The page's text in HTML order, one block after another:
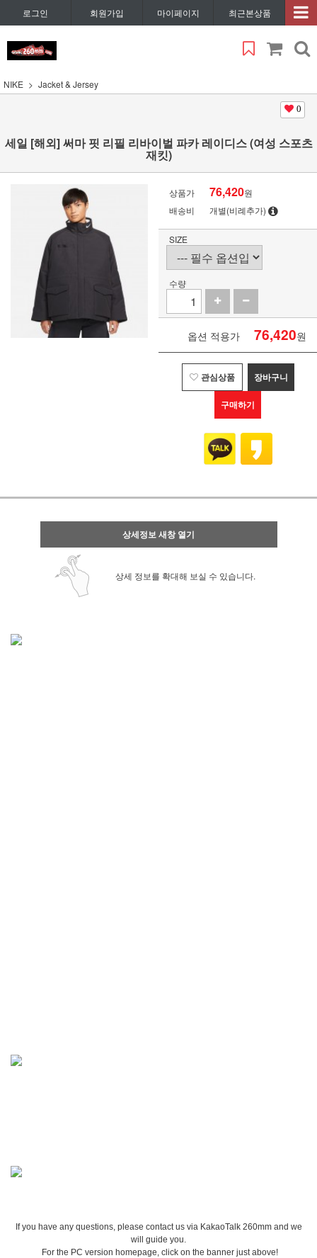
로그인 회원가입 마이페이지 최근본상품
NIKE Jacket & Jersey
0
세일 [해외] 써마 핏 리필 리바이벌 파카 레이디스 (여성 스포츠
재킷)
상품가 76,420원
배송비
개별(비례추가)
SIZE
수량
옵션 적용가 76,420원
관심상품 장바구니
구매하기
상세정보 새창 열기
상세 정보를 확대해 보실 수 있습니다.
If you have any questions, please contact us via KakaoTalk 260mm and we
will guide you.
For the PC version homepage, click on the banner just above!